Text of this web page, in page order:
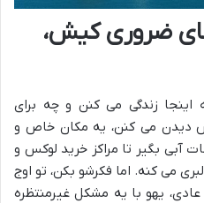
ضروری کیش،
اینجا زندگی می کنن و چه برای
دیدن می کنن، یه مکان خاص و
آبی بگیر تا مراکز خرید لوکس و
می کنه. اما فکرشو بکن، تو اوج
یهو با یه مشکل غیرمنتظره